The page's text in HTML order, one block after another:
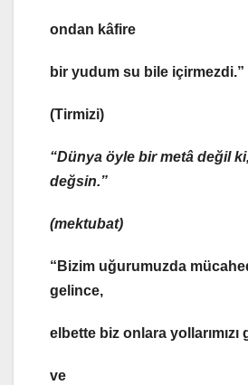
ondan kâfire
bir yudum su bile içirmezdi.”
(Tirmizi)
“Dünya öyle bir metâ değil
değsin.”
(mektubat)
“Bizim uğurumuzda
gelince,
elbette biz onlara yollarımızı
ve